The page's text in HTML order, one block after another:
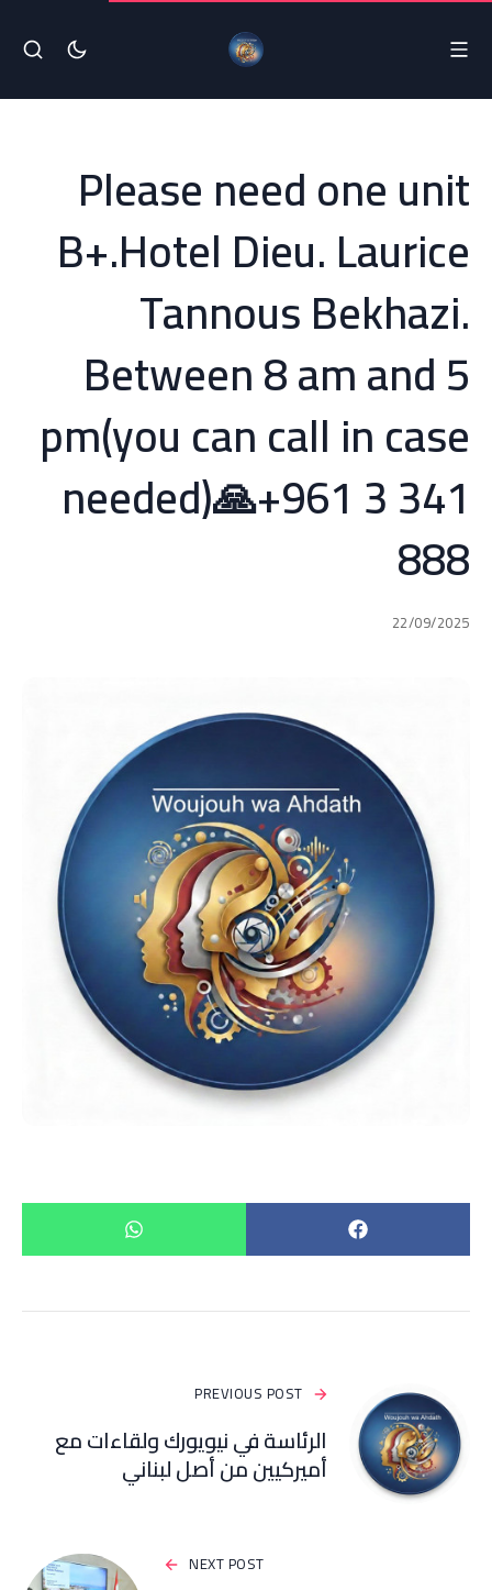
Please need one unit
B+.Hotel Dieu. Laurice
Tannous Bekhazi.
Between 8 am and 5
pm(you can call in case
needed)🙏+961 3 341
888
22/09/2025
PREVIOUS POST
الرئاسة في نيويورك ولقاءات مع
أميركيين من أصل لبناني
NEXT POST